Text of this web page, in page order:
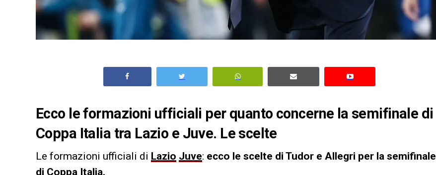
Ecco le formazioni ufficiali per quanto concerne la semifinale di
Coppa Italia tra Lazio e Juve. Le scelte
Le formazioni ufficiali di Lazio Juve: ecco le scelte di Tudor e Allegri per la semifinale
di Coppa Italia.